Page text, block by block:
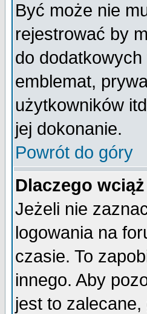
Być może nie
rejestrować by
do
emblemat,
użytkowników
jej dokonanie.
Powrót do góry
Dlaczego
Jeżeli nie
logowania na
czasie. To
innego. Aby
jest to